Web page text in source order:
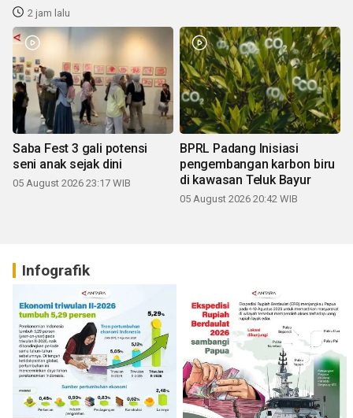
2 jam lalu
Saba Fest 3 gali potensi
seni anak sejak dini
05 August 2026 23:17 WIB
BPRL Padang Inisiasi
pengembangan karbon biru
di kawasan Teluk Bayur
05 August 2026 20:42 WIB
Infografik